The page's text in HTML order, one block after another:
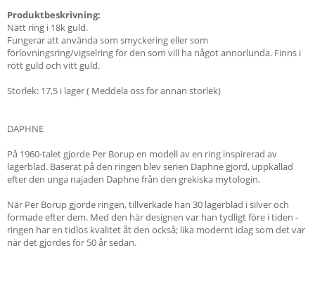
Produktbeskrivning:
Nätt ring i 18k guld.
Fungerar att använda som smyckering eller som
förlovningsring/vigselring för den som vill ha något annorlunda. Finns i
rött guld och vitt guld.
Storlek: 17,5 i lager ( Meddela oss för annan storlek)
DAPHNE
På 1960-talet gjorde Per Borup en modell av en ring inspirerad av
lagerblad. Baserat på den ringen blev serien Daphne gjord, uppkallad
efter den unga najaden Daphne från den grekiska mytologin.
När Per Borup gjorde ringen, tillverkade han 30 lagerblad i silver och
formade efter dem. Med den här designen var han tydligt före i tiden -
ringen har en tidlös kvalitet åt den också; lika modernt idag som det var
när det gjordes för 50 år sedan.